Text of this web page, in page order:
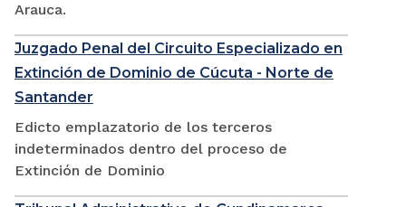
Arauca.
Juzgado Penal del Circuito Especializado en
Extinción de Dominio de Cúcuta - Norte de
Santander
Edicto emplazatorio de los terceros
indeterminados dentro del proceso de
Extinción de Dominio